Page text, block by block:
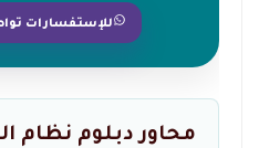
للإستفسارات
محاور دبلوم نظام